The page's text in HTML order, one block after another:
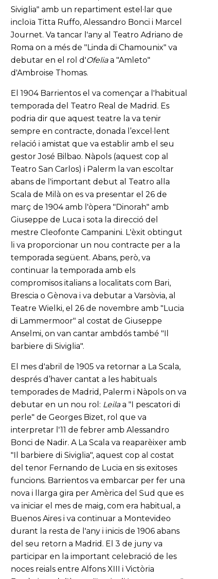
Siviglia" amb un repartiment estel·lar que
incloïa Titta Ruffo, Alessandro Bonci i Marcel
Journet. Va tancar l'any al Teatro Adriano de
Roma on a més de "Linda di Chamounix" va
debutar en el rol d'Ofeliaa "Amleto"
d'Ambroise Thomas.
El 1904 Barrientos el va començar a l'habitual
temporada del Teatro Real de Madrid. Es
podria dir que aquest teatre la va tenir
sempre en contracte, donada l’excel·lent
relació i amistat que va establir amb el seu
gestor José Bilbao. Nàpols (aquest cop al
Teatro San Carlos) i Palerm la van escoltar
abans de l'important debut al Teatro alla
Scala de Milà on es va presentar el 26 de
març de 1904 amb l'òpera "Dinorah" amb
Giuseppe de Luca i sota la direcció del
mestre Cleofonte Campanini. L'èxit obtingut
li va proporcionar un nou contracte per a la
temporada següent. Abans, però, va
continuar la temporada amb els
compromisos italians a localitats com Bari,
Brescia o Gènova i va debutar a Varsòvia, al
Teatre Wielki, el 26 de novembre amb "Lucia
di Lammermoor" al costat de Giuseppe
Anselmi, on van cantar ambdós també "Il
barbiere di Siviglia".
El mes d'abril de 1905 va retornar a La Scala,
després d’haver cantat a les habituals
temporades de Madrid, Palerm i Nàpols on va
debutar en un nou rol: Leilaa "I pescatori di
perle" de Georges Bizet, rol que va
interpretar l'11 de febrer amb Alessandro
Bonci de Nadir. A La Scala va reaparèixer amb
"Il barbiere di Siviglia", aquest cop al costat
del tenor Fernando de Lucia en sis exitoses
funcions. Barrientos va embarcar per fer una
nova i llarga gira per Amèrica del Sud que es
va iniciar el mes de maig, com era habitual, a
Buenos Aires i va continuar a Montevideo
durant la resta de l'any i inicis de 1906 abans
del seu retorn a Madrid. El 3 de juny va
participar en la important celebració de les
noces reials entre Alfons XIII i Victòria